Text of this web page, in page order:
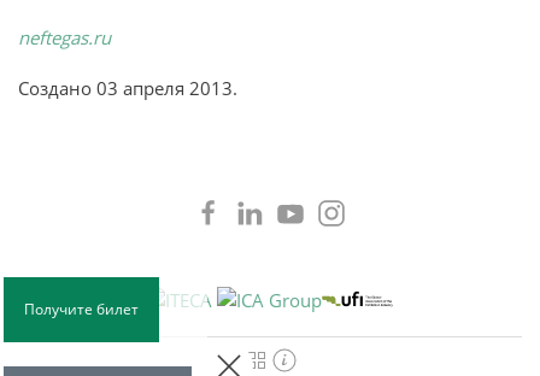
neftegas.ru
Создано 03 апреля 2013.
Получите билет